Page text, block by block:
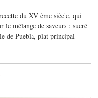
du XV ème siècle, qui
le mélange de saveurs : sucré
de Puebla, plat principal